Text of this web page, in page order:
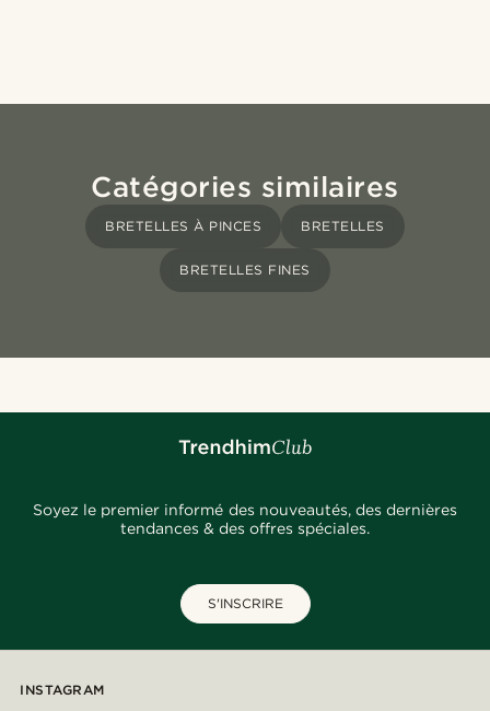
Catégories similaires
BRETELLES À PINCES BRETELLES
BRETELLES FINES
Soyez le premier informé des nouveautés, des dernières
tendances & des offres spéciales.
S'INSCRIRE
INSTAGRAM